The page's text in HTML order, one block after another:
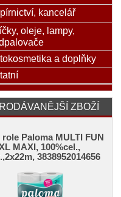
kancelář
oleje, lampy,
a doplňky
ZBOŽÍ
role Paloma MULTI FUN
MAXI, 100%cel.,
3838952014656